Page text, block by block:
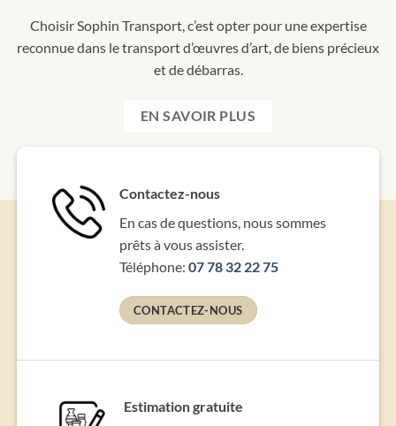
Choisir Sophin Transport, c’est opter pour une expertise
reconnue dans le transport d’œuvres d’art, de biens précieux
et de débarras.
EN SAVOIR PLUS
Contactez-nous
En cas de questions, nous sommes
prêts à vous assister.
Téléphone: 07 78 32 22 75
CONTACTEZ-NOUS
Estimation gratuite